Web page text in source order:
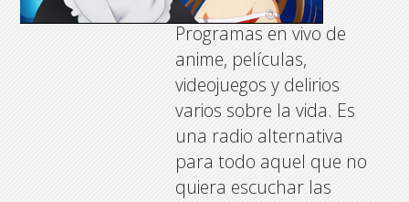
Programas en vivo de
anime, películas,
videojuegos y delirios
varios sobre la vida. Es
una radio alternativa
para todo aquel que no
quiera escuchar las